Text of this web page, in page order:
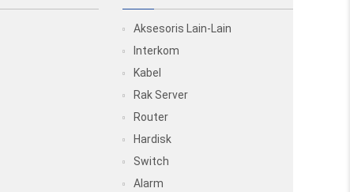
Aksesoris Lain-Lain
Interkom
Kabel
Rak Server
Router
Hardisk
Switch
Alarm